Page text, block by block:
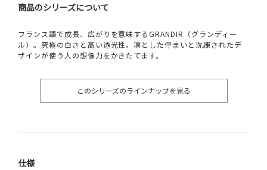
商品のシリーズについて
フランス語で成長、広がりを意味するGRANDIR（グランディー
ル）。究極の白さと高い透光性。凛とした佇まいと洗練されたデ
ザインが使う人の想像力をかきたてます。
このシリーズのラインナップを見る
仕様